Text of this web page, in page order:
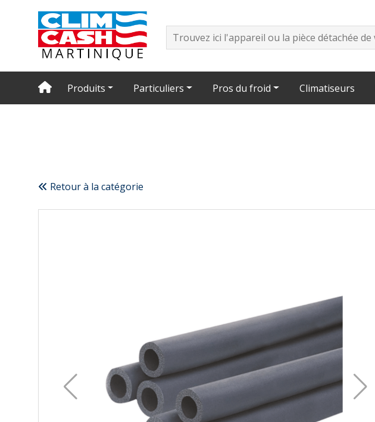
Produits Particuliers Pros du froid Climatiseurs
Retour à la catégorie